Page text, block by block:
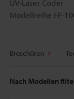
UV-Laser Coder
Modellreihe FP-
Broschüren
Nach Modellen